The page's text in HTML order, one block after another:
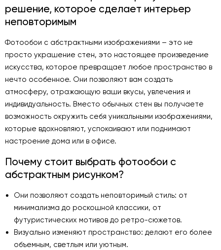
решение, которое сделает интерьер
неповторимым
Фотообои с абстрактными изображениями – это не
просто украшение стен, это настоящее произведение
искусства, которое превращает любое пространство в
нечто особенное. Они позволяют вам создать
атмосферу, отражающую ваши вкусы, увлечения и
индивидуальность. Вместо обычных стен вы получаете
возможность окружить себя уникальными изображениями,
которые вдохновляют, успокаивают или поднимают
настроение дома или в офисе.
Почему стоит выбрать фотообои с
абстрактным рисунком?
Они позволяют создать неповторимый стиль: от
минимализма до роскошной классики, от
футуристических мотивов до ретро-сюжетов.
Визуально изменяют пространство: делают его более
объемным, светлым или уютным.